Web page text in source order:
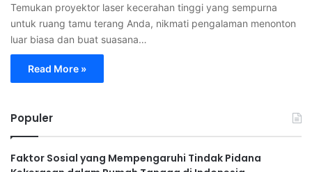
Temukan proyektor laser kecerahan tinggi yang sempurna
untuk ruang tamu terang Anda, nikmati pengalaman menonton
luar biasa dan buat suasana…
Read More »
Populer
Faktor Sosial yang Mempengaruhi Tindak Pidana